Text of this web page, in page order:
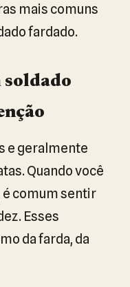
mais comuns
fardado.
soldado
e geralmente
Quando você
é comum sentir
Esses
da farda, da